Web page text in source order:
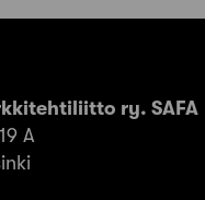
ry. SAFA
A